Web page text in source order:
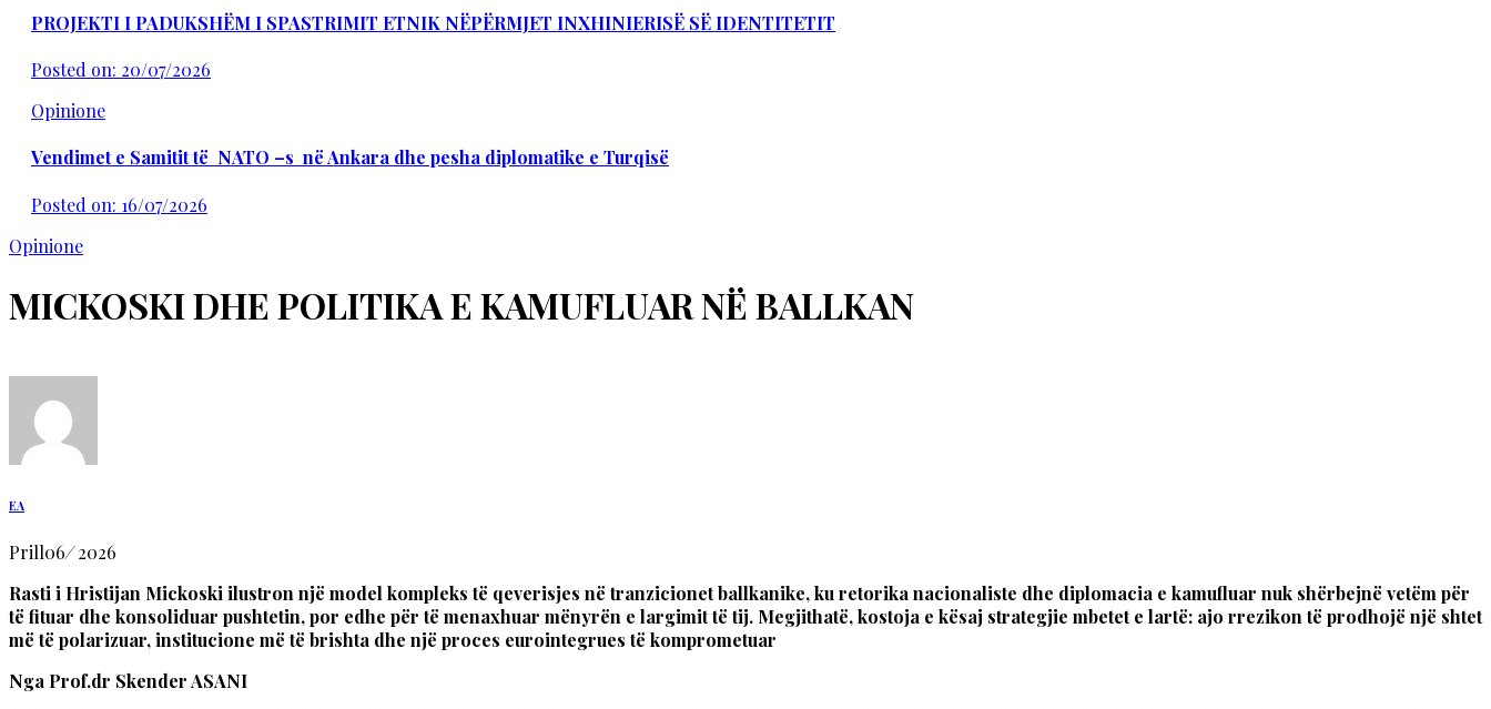
PROJEKTI I PADUKSHËM I SPASTRIMIT ETNIK NËPËRMJET INXHINIERISË SË IDENTITETIT
Posted on: 20/07/2026
Opinione
Vendimet e Samitit të NATO –s në Ankara dhe pesha diplomatike e Turqisë
Posted on: 16/07/2026
Opinione
MICKOSKI DHE POLITIKA E KAMUFLUAR NË BALLKAN
EA
Prill06/2026
Rasti i Hristijan Mickoski ilustron një model kompleks të qeverisjes në tranzicionet ballkanike, ku retorika nacionaliste dhe diplomacia e kamufluar nuk shërbejnë vetëm për
të fituar dhe konsoliduar pushtetin, por edhe për të menaxhuar mënyrën e largimit të tij. Megjithatë, kostoja e kësaj strategjie mbetet e lartë: ajo rrezikon të prodhojë një shtet
më të polarizuar, institucione më të brishta dhe një proces eurointegrues të komprometuar
Nga Prof.dr Skender ASANI